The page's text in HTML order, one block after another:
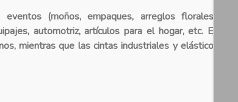
(moños, empaques, arreglos florales),
automotriz, artículos para el hogar, etc. En
mientras que las cintas industriales y elásticos